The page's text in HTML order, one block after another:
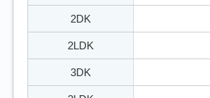
2DK
2LDK
3DK